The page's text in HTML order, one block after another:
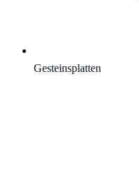
Gesteinsplatten